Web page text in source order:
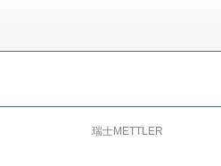
瑞士METTLER